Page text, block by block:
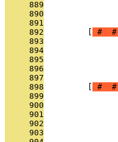
     889
     890
     891
     892
# #
     893
     894
     895
     896
     897
     898
# #
     899
     900
     901
     902
     903